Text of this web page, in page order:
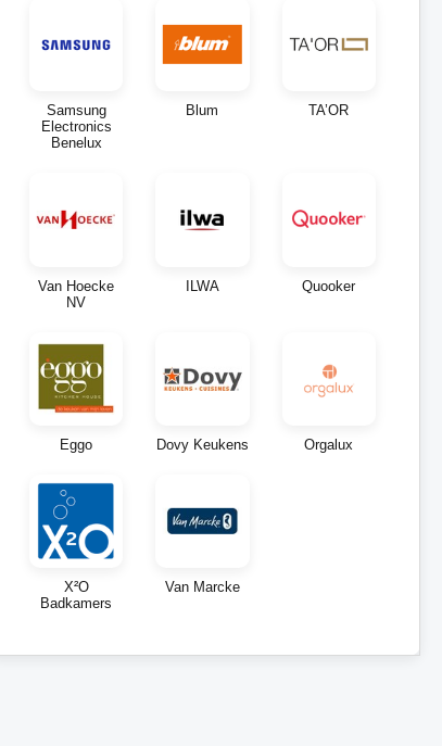
Samsung
Electronics
Benelux
Blum TA’OR
Van Hoecke
NV
ILWA Quooker
Eggo Dovy Keukens Orgalux
X²O
Badkamers
Van Marcke